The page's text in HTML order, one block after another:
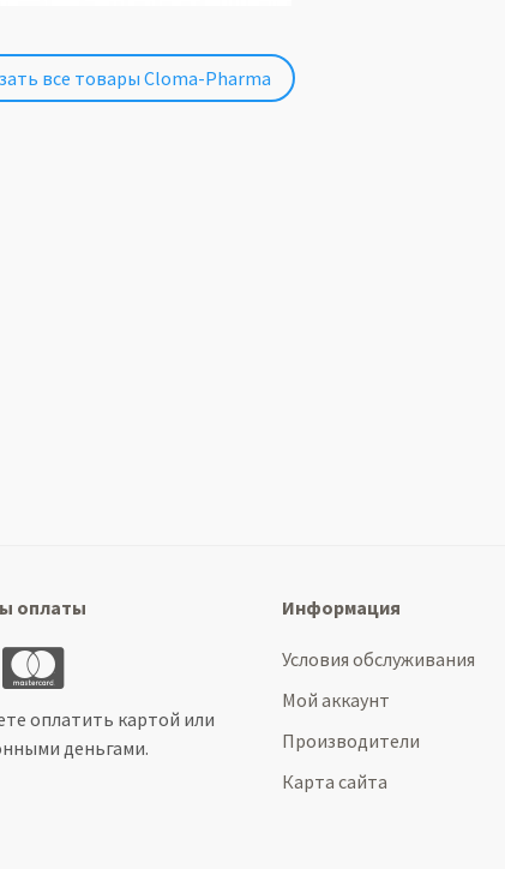
все товары Cloma-Pharma
оплаты
оплатить картой или
деньгами.
Информация
Условия обслуживания
Мой аккаунт
Производители
Карта сайта